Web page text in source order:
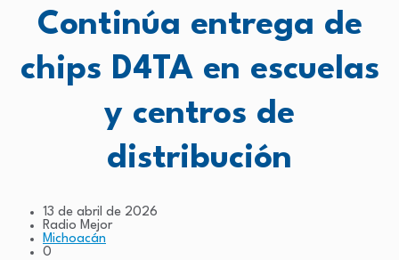
Continúa entrega de
chips D4TA en escuelas
y centros de
distribución
13 de abril de 2026
Radio Mejor
Michoacán
0